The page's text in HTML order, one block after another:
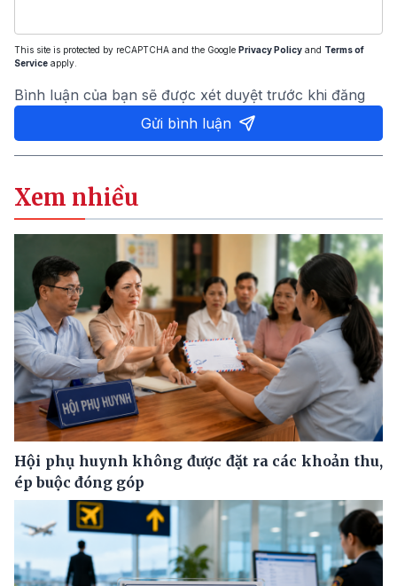
This site is protected by reCAPTCHA and the Google Privacy Policy and Terms of
Service apply.
Bình luận của bạn sẽ được xét duyệt trước khi đăng
Gửi bình luận
Xem nhiều
Hội phụ huynh không được đặt ra các khoản thu,
ép buộc đóng góp